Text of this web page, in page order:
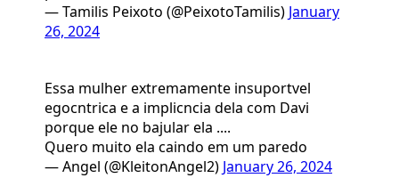
— Tamilis Peixoto (@PeixotoTamilis) January
26, 2024
Essa mulher extremamente insuportvel
egocntrica e a implicncia dela com Davi
porque ele no bajular ela ....
Quero muito ela caindo em um paredo
— Angel (@KleitonAngel2) January 26, 2024